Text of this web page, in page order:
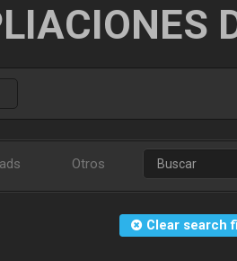
Otros
Clear search